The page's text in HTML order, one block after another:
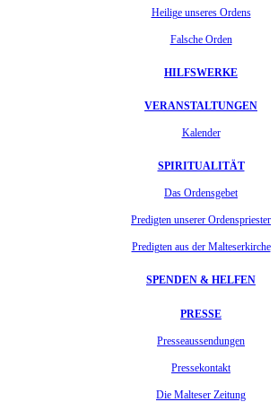
Heilige unseres Ordens
Falsche Orden
HILFSWERKE
VERANSTALTUNGEN
Kalender
SPIRITUALITÄT
Das Ordensgebet
Predigten unserer Ordenspriester
Predigten aus der Malteserkirche
SPENDEN & HELFEN
PRESSE
Presseaussendungen
Pressekontakt
Die Malteser Zeitung